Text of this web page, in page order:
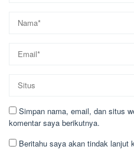
Simpan nama, email, dan situs
komentar saya berikutnya.
Beritahu saya akan tindak lanjut